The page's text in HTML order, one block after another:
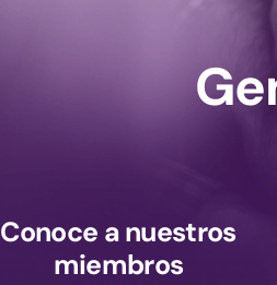
Conoce a nuestros
miembros